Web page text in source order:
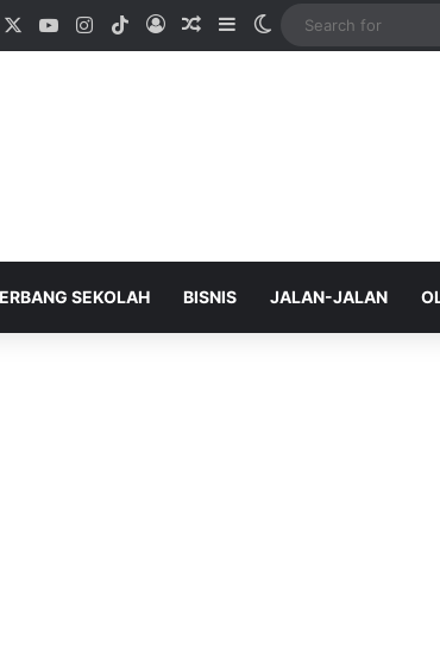
YouTubeInstagram
TikTokLog InRandom Article
SidebarSwitch skin
SEKOLAH BISNIS JALAN-JALAN